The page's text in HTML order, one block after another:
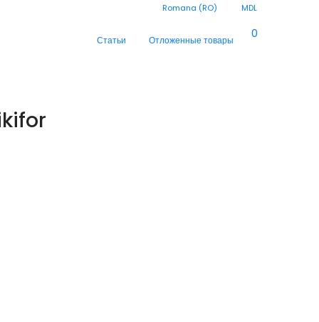
Romana (RO) MDL
Статьи Отложенные товары 0